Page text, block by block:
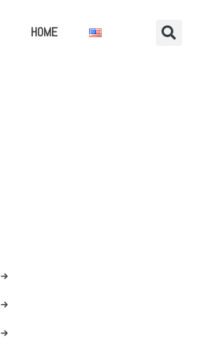
HOME